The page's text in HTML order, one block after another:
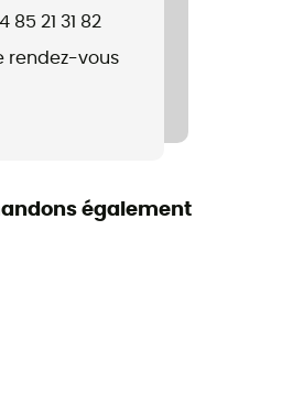
85 21 31 82
rendez-vous
également